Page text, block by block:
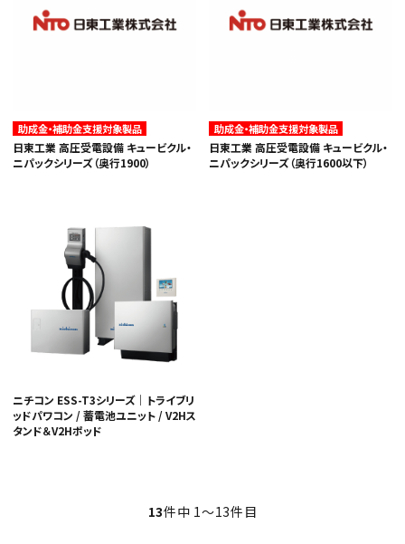
助成金・補助金支援対象製品
日東工業 高圧受電設備 キュービクル・
ニパックシリーズ（奥行1900）
助成金・補助金支援対象製品
日東工業 高圧受電設備 キュービクル・
ニパックシリーズ（奥行1600以下）
ニチコン ESS-T3シリーズ｜トライブリ
ッドパワコン / 蓄電池ユニット / V2Hス
タンド＆V2Hポッド
13件中 1〜13件目